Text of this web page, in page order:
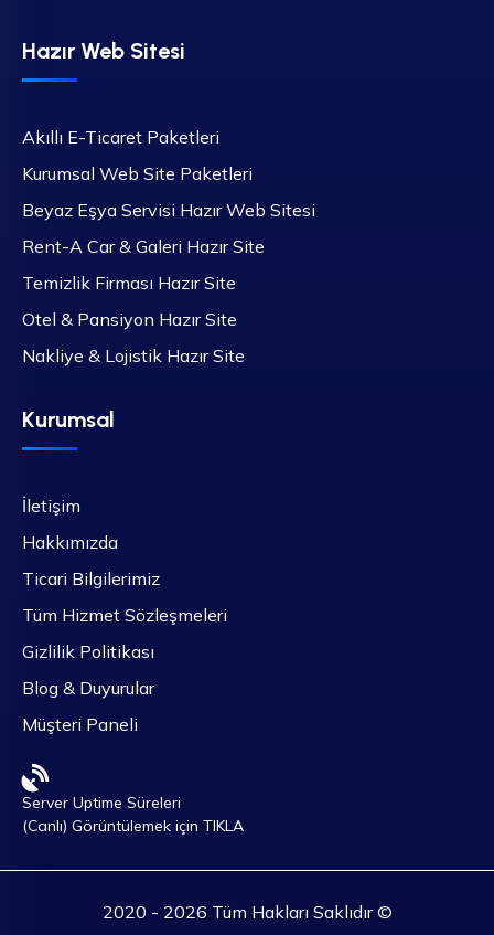
Hazır Web Sitesi
Akıllı E-Ticaret Paketleri
Kurumsal Web Site Paketleri
Beyaz Eşya Servisi Hazır Web Sitesi
Rent-A Car & Galeri Hazır Site
Temizlik Firması Hazır Site
Otel & Pansiyon Hazır Site
Nakliye & Lojistik Hazır Site
Kurumsal
İletişim
Hakkımızda
Ticari Bilgilerimiz
Tüm Hizmet Sözleşmeleri
Gizlilik Politikası
Blog & Duyurular
Müşteri Paneli
Server Uptime Süreleri
(Canlı) Görüntülemek için TIKLA
2020 - 2026 Tüm Hakları Saklıdır ©